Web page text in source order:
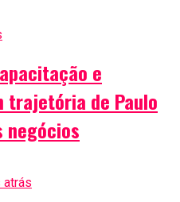
e
trajetória de Paulo
negócios
atrás